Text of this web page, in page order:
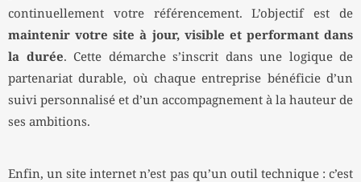
continuellement votre référencement. L’objectif est de
maintenir votre site à jour, visible et performant dans
la durée. Cette démarche s’inscrit dans une logique de
partenariat durable, où chaque entreprise bénéficie d’un
suivi personnalisé et d’un accompagnement à la hauteur de
ses ambitions.
Enfin, un site internet n’est pas qu’un outil technique : c’est